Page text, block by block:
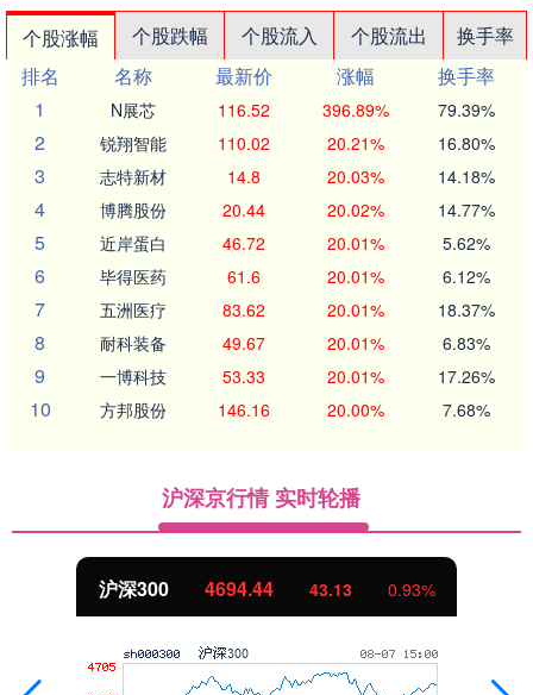
个股涨幅 个股跌幅 个股流入 个股流出
换手率
排名
名称 最新价 涨幅
换手率
1
N展芯 116.52 396.89% 79.39%
2 锐翔智能 110.02 20.21% 16.80%
3 志特新材 14.8 20.03% 14.18%
4 博腾股份 20.44 20.02% 14.77%
5 近岸蛋白 46.72 20.01% 5.62%
6 毕得医药 61.6 20.01% 6.12%
7 五洲医疗 83.62 20.01% 18.37%
8 耐科装备 49.67 20.01% 6.83%
9 一博科技 53.33 20.01% 17.26%
10 方邦股份 146.16 20.00% 7.68%
沪深京行情 实时轮播
沪深300 4694.44 43.13 0.93%